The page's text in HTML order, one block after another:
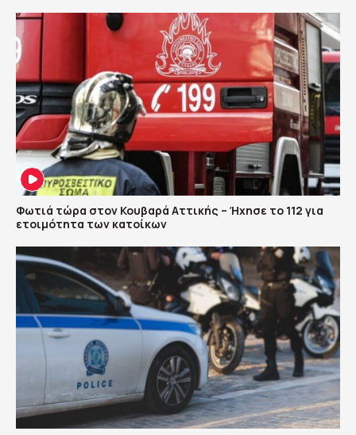
Φωτιά τώρα στον Κουβαρά Αττικής – Ήχησε το 112 για
ετοιμότητα των κατοίκων